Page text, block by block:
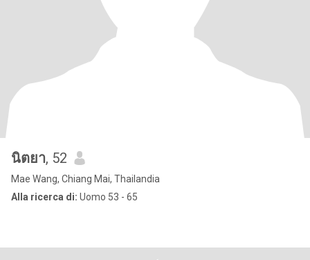
นิตยา, 52
Mae Wang, Chiang Mai, Thailandia
Alla ricerca di: Uomo 53 - 65